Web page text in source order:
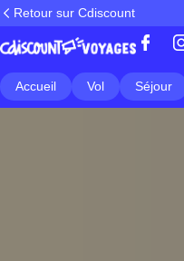
Retour sur Cdiscount
Accueil Vol Séjour